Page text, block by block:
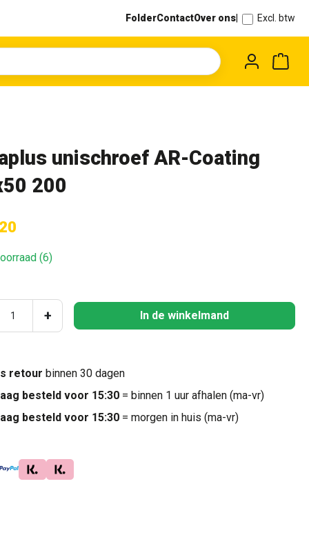
FolderContactOver ons Excl. btw
unischroef AR-Coating
200
(6)
Voer de gewenste
+ In de winkelmand
retour binnen 30 dagen
besteld voor 15:30= binnen 1 uur afhalen (ma-vr)
besteld voor 15:30= morgen in huis (ma-vr)